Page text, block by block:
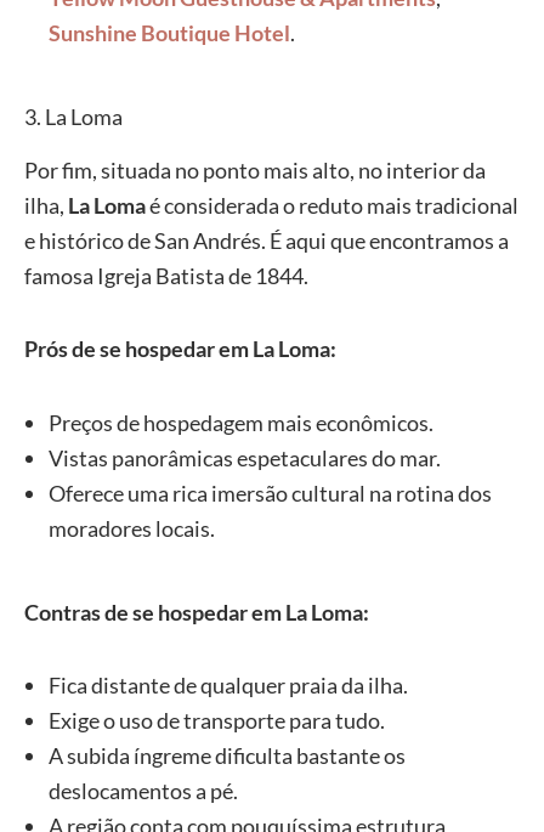
Sunshine Boutique Hotel.
3. La Loma
Por fim, situada no ponto mais alto, no interior da
ilha, La Lomaé considerada o reduto mais tradicional
e histórico de San Andrés. É aqui que encontramos a
famosa Igreja Batista de 1844.
Prós de se hospedar em La Loma:
Preços de hospedagem mais econômicos.
Vistas panorâmicas espetaculares do mar.
Oferece uma rica imersão cultural na rotina dos
moradores locais.
Contras de se hospedar em La Loma:
Fica distante de qualquer praia da ilha.
Exige o uso de transporte para tudo.
A subida íngreme dificulta bastante os
deslocamentos a pé.
A região conta com pouquíssima estrutura